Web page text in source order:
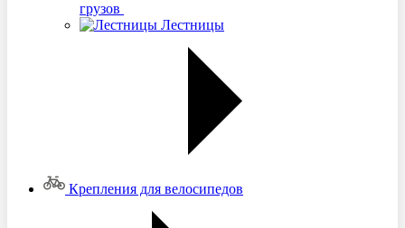
грузов
Лестницы
Крепления для велосипедов